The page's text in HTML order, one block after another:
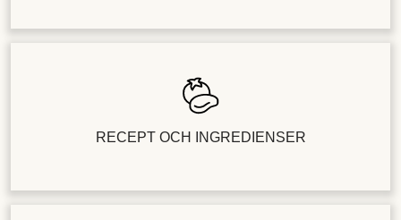
RECEPT OCH INGREDIENSER